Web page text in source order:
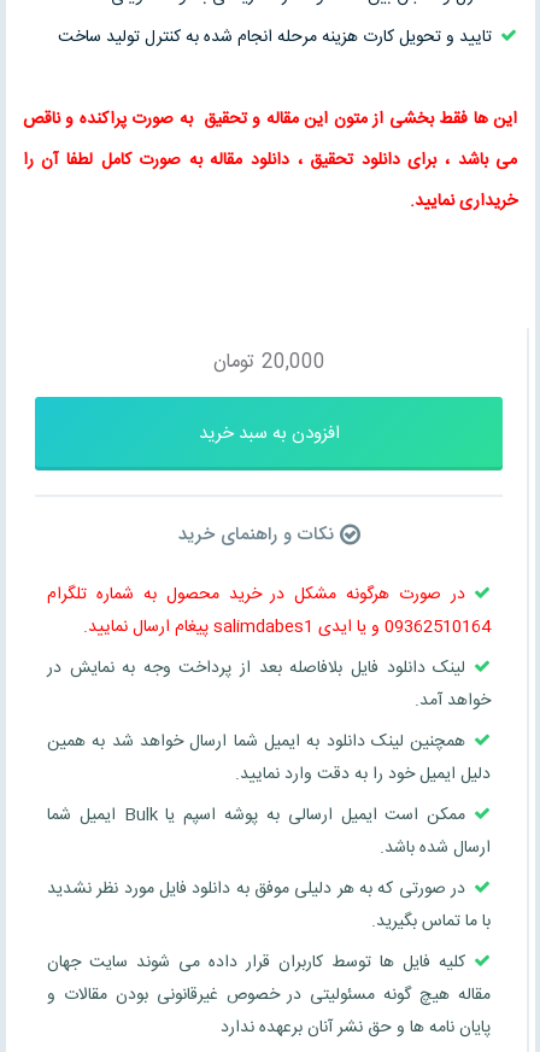
تایید و تحویل کارت هزینه مرحله انجام شده به کنترل تولید ساخت
این ها فقط بخشی از متون اینمقاله وتحقیق به صورت پراکنده و ناقص
می باشد ، برایدانلود تحقیق ، دانلود مقالهبه صورت کامل لطفا آن را
خریداری نمایید.
20,000 تومان
افزودن به سبد خرید
نکات و راهنمای خرید
در صورت هرگونه مشکل در خرید محصول به شماره تلگرام
09362510164 و یا ایدی salimdabes1 پیغام ارسال نمایید.
لینک دانلود فایل بلافاصله بعد از پرداخت وجه به نمایش در
خواهد آمد.
همچنین لینک دانلود به ایمیل شما ارسال خواهد شد به همین
دلیل ایمیل خود را به دقت وارد نمایید.
ممکن است ایمیل ارسالی به پوشه اسپم یا Bulk ایمیل شما
ارسال شده باشد.
در صورتی که به هر دلیلی موفق به دانلود فایل مورد نظر نشدید
با ما تماس بگیرید.
کلیه فایل ها توسط کاربران قرار داده می شوند سایت جهان
مقاله هیچ گونه مسئولیتی در خصوص غیرقانونی بودن مقالات و
پایان نامه ها و حق نشر آنان برعهده ندارد